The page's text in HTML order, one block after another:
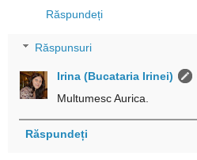
Răspundeți
Răspunsuri
Irina (Bucataria Irinei)
Multumesc Aurica.
Răspundeți